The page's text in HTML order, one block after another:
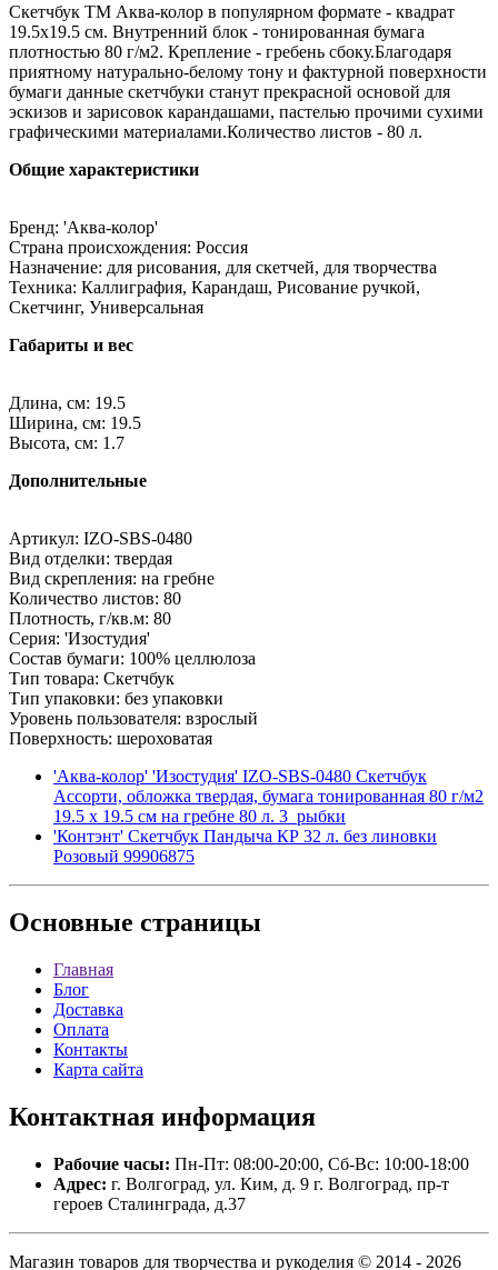
Скетчбук ТМ Аква-колор в популярном формате - квадрат
19.5х19.5 см. Внутренний блок - тонированная бумага
плотностью 80 г/м2. Крепление - гребень сбоку.Благодаря
приятному натурально-белому тону и фактурной поверхности
бумаги данные скетчбуки станут прекрасной основой для
эскизов и зарисовок карандашами, пастелью прочими сухими
графическими материалами.Количество листов - 80 л.
Общие характеристики
Бренд: 'Аква-колор'
Страна происхождения: Россия
Назначение: для рисования, для скетчей, для творчества
Техника: Каллиграфия, Карандаш, Рисование ручкой,
Скетчинг, Универсальная
Габариты и вес
Длина, см: 19.5
Ширина, см: 19.5
Высота, см: 1.7
Дополнительные
Артикул: IZO-SBS-0480
Вид отделки: твердая
Вид скрепления: на гребне
Количество листов: 80
Плотность, г/кв.м: 80
Серия: 'Изостудия'
Состав бумаги: 100% целлюлоза
Тип товара: Скетчбук
Тип упаковки: без упаковки
Уровень пользователя: взрослый
Поверхность: шероховатая
'Аква-колор' 'Изостудия' IZO-SBS-0480 Скетчбук
Ассорти, обложка твердая, бумага тонированная 80 г/м2
19.5 х 19.5 см на гребне 80 л. 3_рыбки
'Контэнт' Скетчбук Пандыча КР 32 л. без линовки
Розовый 99906875
Основные страницы
Главная
Блог
Доставка
Оплата
Контакты
Карта сайта
Контактная информация
Рабочие часы: Пн-Пт: 08:00-20:00, Сб-Вс: 10:00-18:00
Адрес: г. Волгоград, ул. Ким, д. 9 г. Волгоград, пр-т
героев Сталинграда, д.37
Магазин товаров для творчества и рукоделия © 2014 - 2026